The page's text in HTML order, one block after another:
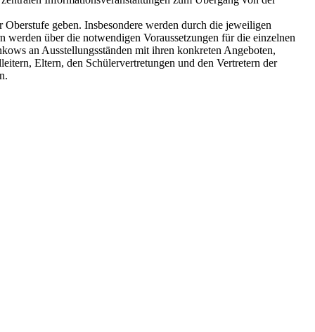
geben. Insbesondere werden durch die jeweiligen
über die notwendigen Voraussetzungen für die einzelnen
an Ausstellungsständen mit ihren konkreten Angeboten,
Eltern, den Schülervertretungen und den Vertretern der